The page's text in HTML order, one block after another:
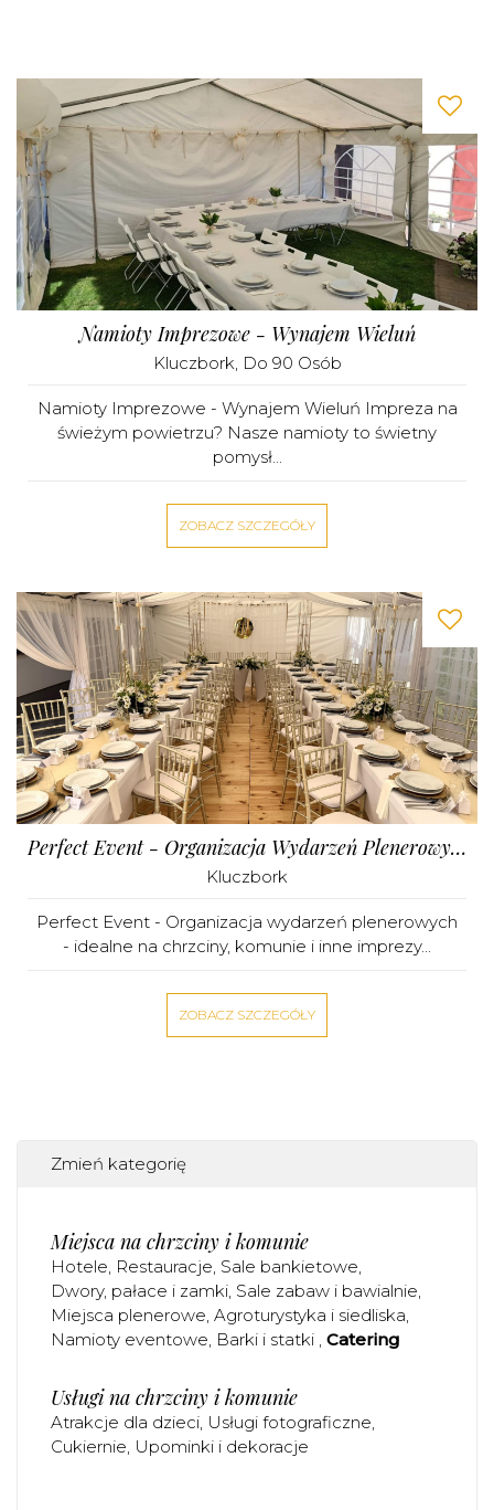
Namioty Imprezowe - Wynajem Wieluń
Kluczbork, Do 90 Osób
Namioty Imprezowe - Wynajem Wieluń Impreza na
świeżym powietrzu? Nasze namioty to świetny
pomysł...
ZOBACZ SZCZEGÓŁY
Perfect Event - Organizacja Wydarzeń Plenerowych
Kluczbork
Perfect Event - Organizacja wydarzeń plenerowych
- idealne na chrzciny, komunie i inne imprezy...
ZOBACZ SZCZEGÓŁY
Zmień kategorię
Miejsca na chrzciny i komunie
Hotele Restauracje Sale bankietowe
Dwory, pałace i zamki Sale zabaw i bawialnie
Miejsca plenerowe Agroturystyka i siedliska
Namioty eventowe Barki i statki Catering
Usługi na chrzciny i komunie
Atrakcje dla dzieci Usługi fotograficzne
Cukiernie Upominki i dekoracje